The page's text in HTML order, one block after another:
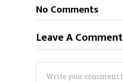
No Comments
Leave A Comment